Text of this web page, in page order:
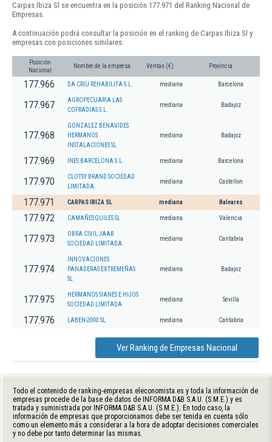
Carpas Ibiza Sl se encuentra en la posición 177.971 del Ranking Nacional de
Empresas.
A continuación podrá consultar la posición en el ranking de Carpas Ibiza Sl y
empresas con posiciones similares:
Posición
Nacional
Nombre de la empresa Ventas (€) Provincia
177.966 DA CRIU REHABILITA S.L. mediana Barcelona
177.967
AGROPECUARIA LAS
COFRADIAS S.L.
mediana Badajoz
177.968
GONZALEZ BENAVIDES
HERMANOS
INSTALACIONES SL
mediana Badajoz
177.969 INES BARCELONA S.L. mediana Barcelona
177.970
CLOTSY BRAND SOCIEDAD
LIMITADA.
mediana Castellon
177.971 CARPAS IBIZA SL mediana Baleares
177.972 CAMAÑES QUILES SL mediana Valencia
177.973
OBRA CIVIL JAAB
SOCIEDAD LIMITADA.
mediana Cantabria
177.974
INNOVACIONES
PANADERAS EXTREMEÑAS
SL
mediana Badajoz
177.975
HERMANOS SIANES E HIJOS
SOCIEDAD LIMITADA
mediana Sevilla
177.976 LABEN-2000 SL mediana Cantabria
Ver Ranking de Empresas Nacional
Todo el contenido de ranking-empresas.eleconomista.es y toda la información de
empresas procede de la base de datos de INFORMA D&B S.A.U. (S.M.E.) y es
tratada y suministrada por INFORMA D&B S.A.U. (S.M.E.). En todo caso, la
información de empresas que proporcionamos debe ser tenida en cuenta sólo
como un elemento más a considerar a la hora de adoptar decisiones comerciales
y no debe por tanto determinar las mismas.